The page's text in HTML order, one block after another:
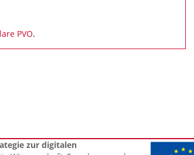
PVO.
zur digitalen